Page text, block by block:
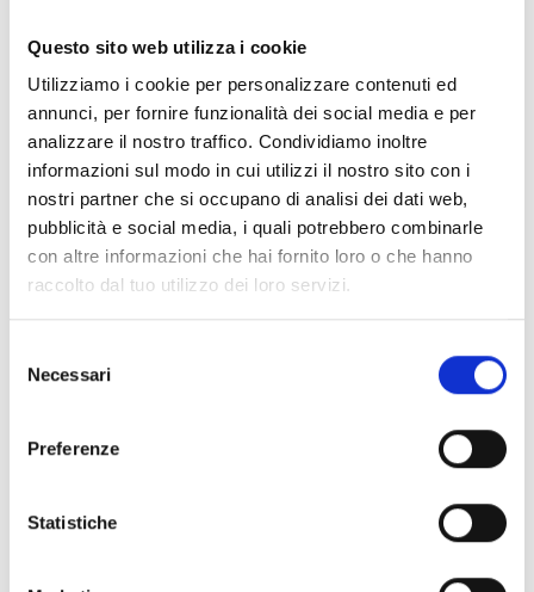
Questo sito web utilizza i cookie
Utilizziamo i cookie per personalizzare contenuti ed
annunci, per fornire funzionalità dei social media e per
analizzare il nostro traffico. Condividiamo inoltre
informazioni sul modo in cui utilizzi il nostro sito con i
nostri partner che si occupano di analisi dei dati web,
pubblicità e social media, i quali potrebbero combinarle
con altre informazioni che hai fornito loro o che hanno
raccolto dal tuo utilizzo dei loro servizi.
delNecessari
Preferenze
Statistiche
Accessori Basi EB00 - Materiali(47)
Accessori per test dei rivelatori - Materiali
Accessori rivelatori Enea
Accessori Senseware
Accessori Serie Industrial
Air2-Aria/W
Documenti
Seleziona tutti
Accedi, prima di scaricare i contenuti con icona
lock